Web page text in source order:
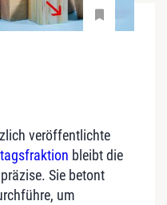
veröffentlichte
bleibt die
Sie betont
um